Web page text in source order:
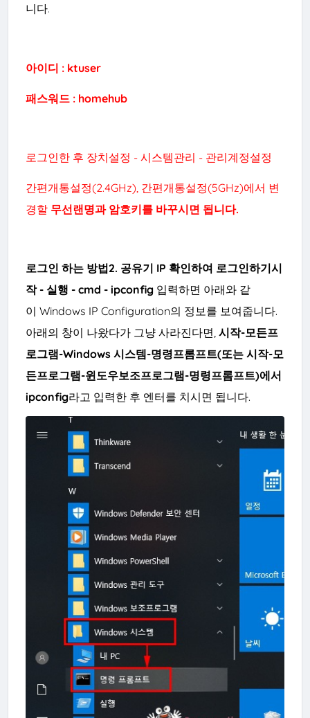
니다.
아이디 : ktuser
패스워드 : homehub
로그인한 후 장치설정 - 시스템관리 - 관리계정설정
간편개통설정(2.4GHz), 간편개통설정(5GHz)에서 변
경할 무선랜명과 암호키를 바꾸시면 됩니다.
로그인 하는 방법2. 공유기 IP 확인하여 로그인하기시
작 - 실행 - cmd - ipconfig 입력하면 아래와 같
이 Windows IP Configuration의 정보를 보여줍니다.
아래의 창이 나왔다가 그냥 사라진다면, 시작-모든프
로그램-Windows 시스템-명령프롬프트(또는 시작-모
든프로그램-윈도우보조프로그램-명령프롬프트)에서
ipconfig라고 입력한 후 엔터를 치시면 됩니다.